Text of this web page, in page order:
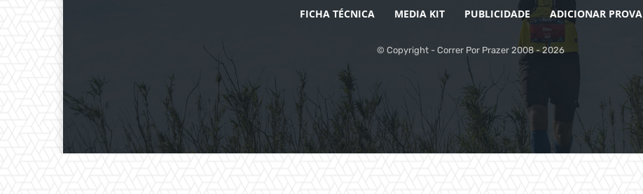
FICHA TÉCNICA MEDIA KIT PUBLICIDADE ADICIONAR PROVA
© Copyright - Correr Por Prazer 2008 - 2026